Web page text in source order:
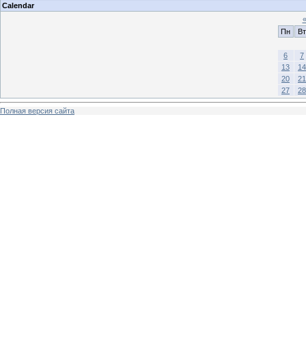
Calendar
«
Пн
Вт
6
7
13
14
20
21
27
28
Полная версия сайта